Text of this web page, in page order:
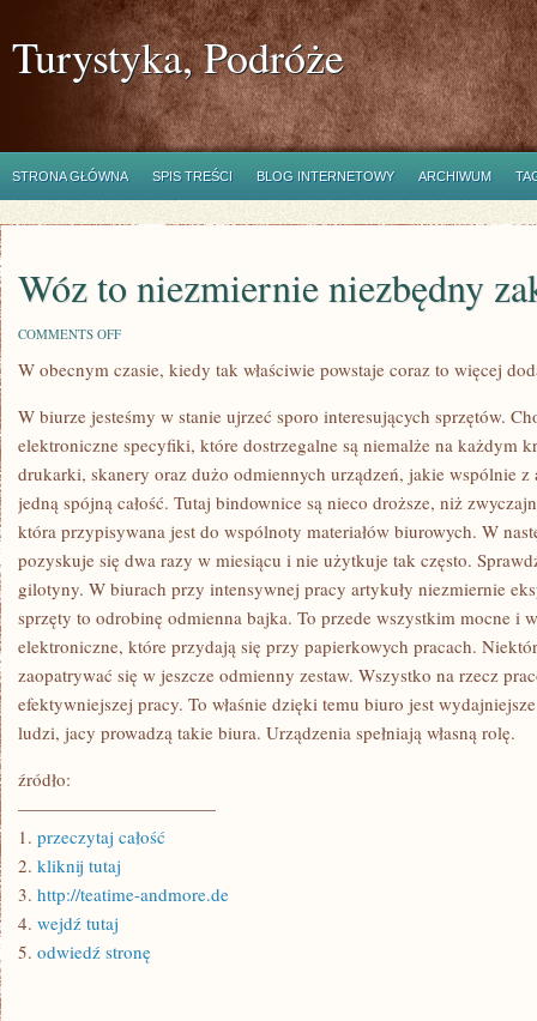
Turystyka, Podróże
STRONA GŁÓWNA SPIS TREŚCI BLOG INTERNETOWY ARCHIWUM
Wóz to niezmiernie niezbędny
COMMENTS OFFON
TO
NIEZMIERNIE
ZAKUP
W obecnym czasie, kiedy tak właściwie powstaje coraz to więcej
W biurze jesteśmy w stanie ujrzeć sporo interesujących sprzętów.
elektroniczne specyfiki, które dostrzegalne są niemalże na każdym
drukarki, skanery oraz dużo odmiennych urządzeń, jakie wspólnie
jedną spójną całość. Tutaj bindownice są nieco droższe, niż
która przypisywana jest do wspólnoty materiałów biurowych. W
pozyskuje się dwa razy w miesiącu i nie użytkuje tak często.
gilotyny. W biurach przy intensywnej pracy artykuły niezmiernie
sprzęty to odrobinę odmienna bajka. To przede wszystkim mocne i
elektroniczne, które przydają się przy papierkowych pracach.
zaopatrywać się w jeszcze odmienny zestaw. Wszystko na rzecz
efektywniejszej pracy. To właśnie dzięki temu biuro jest
ludzi, jacy prowadzą takie biura. Urządzenia spełniają własną rolę.
źródło:
———————————
1. przeczytaj całość
2. kliknij tutaj
3. http://teatime-andmore.de
4. wejdź tutaj
5. odwiedź stronę